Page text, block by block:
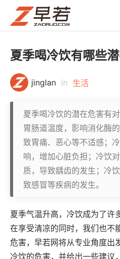
夏季喝冷饮有哪些
jinglan in 生活
夏季喝冷饮的潜在危害有
胃肠道温度，影响消化酶
致胃痛、恶心等不适感；
响，增加心脏负担；冷饮
质，导致龋齿的发生；冷
致感冒等疾病的发生。
夏季气温升高，冷饮成为了许
在享受清凉的同时，我们也不
危害， 早若网将从专业角度出
冷饮的危害，并给出一些建议